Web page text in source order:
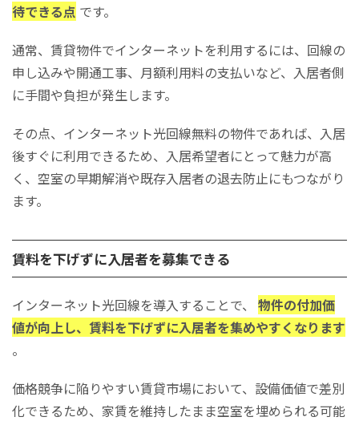
待できる点 です。
通常、賃貸物件でインターネットを利用するには、回線の
申し込みや開通工事、月額利用料の支払いなど、入居者側
に手間や負担が発生します。
その点、インターネット光回線無料の物件であれば、入居
後すぐに利用できるため、入居希望者にとって魅力が高
く、空室の早期解消や既存入居者の退去防止にもつながり
ます。
賃料を下げずに入居者を募集できる
インターネット光回線を導入することで、 物件の付加価
値が向上し、賃料を下げずに入居者を集めやすくなります
。
価格競争に陥りやすい賃貸市場において、設備価値で差別
化できるため、家賃を維持したまま空室を埋められる可能